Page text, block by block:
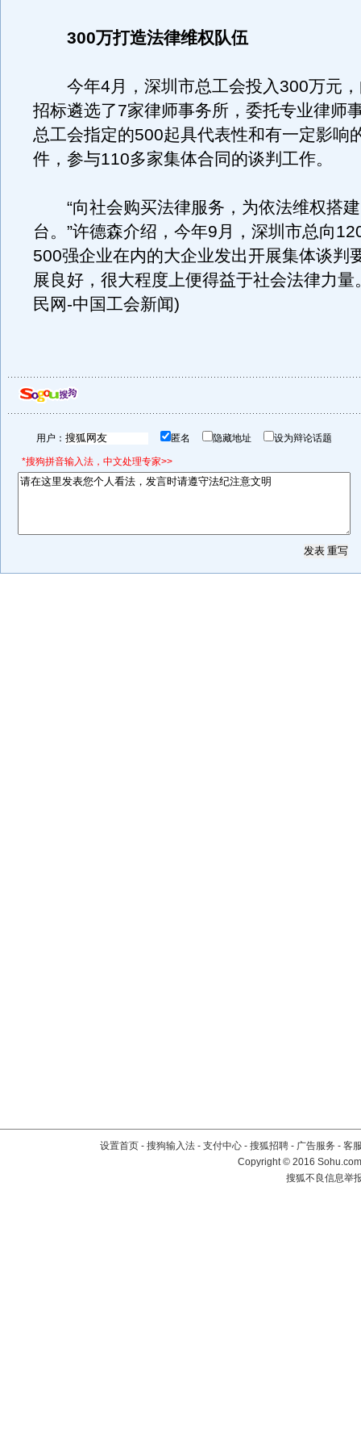
300万打造法律维权队伍
今年4月，深圳市总工会投入300万元，
招标遴选了7家律师事务所，委托专业律师
总工会指定的500起具代表性和有一定影响
件，参与110多家集体合同的谈判工作。
“向社会购买法律服务，为依法维权搭建
台。”许德森介绍，今年9月，深圳市总向
500强企业在内的大企业发出开展集体谈判
展良好，很大程度上便得益于社会法律力量
民网-中国工会新闻)
用户： 匿名 隐藏地址 设为辩论话题
*搜狗拼音输入法，中文处理专家>>
设置首页 - 搜狗输入法 - 支付中心 - 搜狐招聘 - 广告服务 - 客
Copyright©2016
搜狐不良信息举